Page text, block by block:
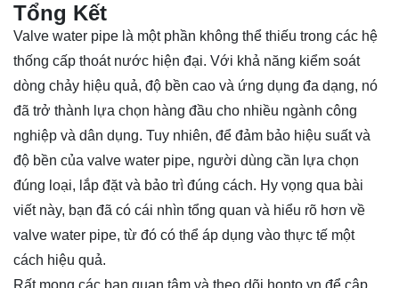
Tổng Kết
Valve water pipe là một phần không thể thiếu trong các hệ
thống cấp thoát nước hiện đại. Với khả năng kiểm soát
dòng chảy hiệu quả, độ bền cao và ứng dụng đa dạng, nó
đã trở thành lựa chọn hàng đầu cho nhiều ngành công
nghiệp và dân dụng. Tuy nhiên, để đảm bảo hiệu suất và
độ bền của valve water pipe, người dùng cần lựa chọn
đúng loại, lắp đặt và bảo trì đúng cách. Hy vọng qua bài
viết này, bạn đã có cái nhìn tổng quan và hiểu rõ hơn về
valve water pipe, từ đó có thể áp dụng vào thực tế một
cách hiệu quả.
Rất mong các bạn quan tâm và theo dõi honto.vn để cập